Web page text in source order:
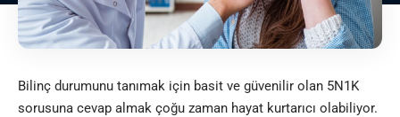
Bilinç durumunu tanımak için basit ve güvenilir olan 5N1K
sorusuna cevap almak çoğu zaman hayat kurtarıcı olabiliyor.